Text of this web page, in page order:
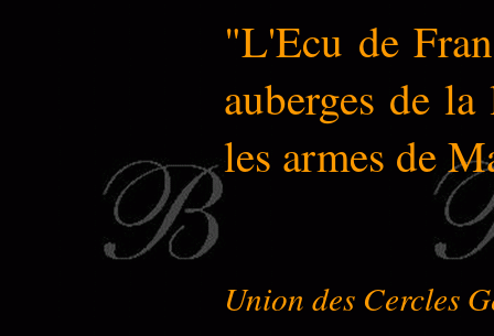
"L'Ecu de
auberges de
les armes de
Union des Cercles